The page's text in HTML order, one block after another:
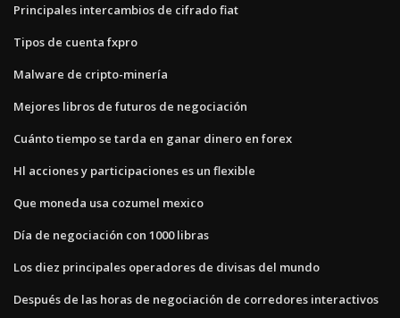
Principales intercambios de cifrado fiat
Tipos de cuenta fxpro
Malware de cripto-minería
Mejores libros de futuros de negociación
Cuánto tiempo se tarda en ganar dinero en forex
Hl acciones y participaciones es un flexible
Que moneda usa cozumel mexico
Día de negociación con 1000 libras
Los diez principales operadores de divisas del mundo
Después de las horas de negociación de corredores interactivos